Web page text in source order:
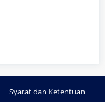
Syarat dan Ketentuan